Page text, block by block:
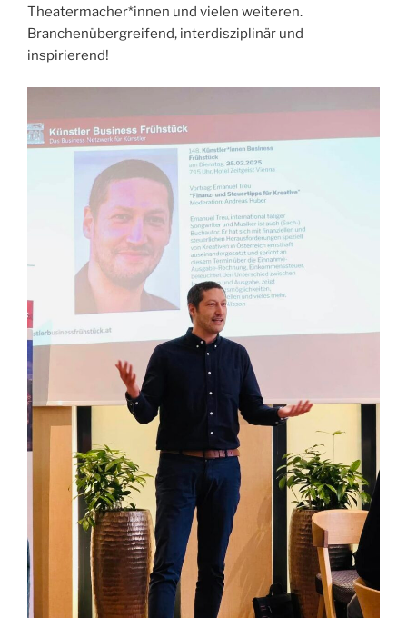
Theatermacher*innen und vielen weiteren.
Branchenübergreifend, interdisziplinär und
inspirierend!